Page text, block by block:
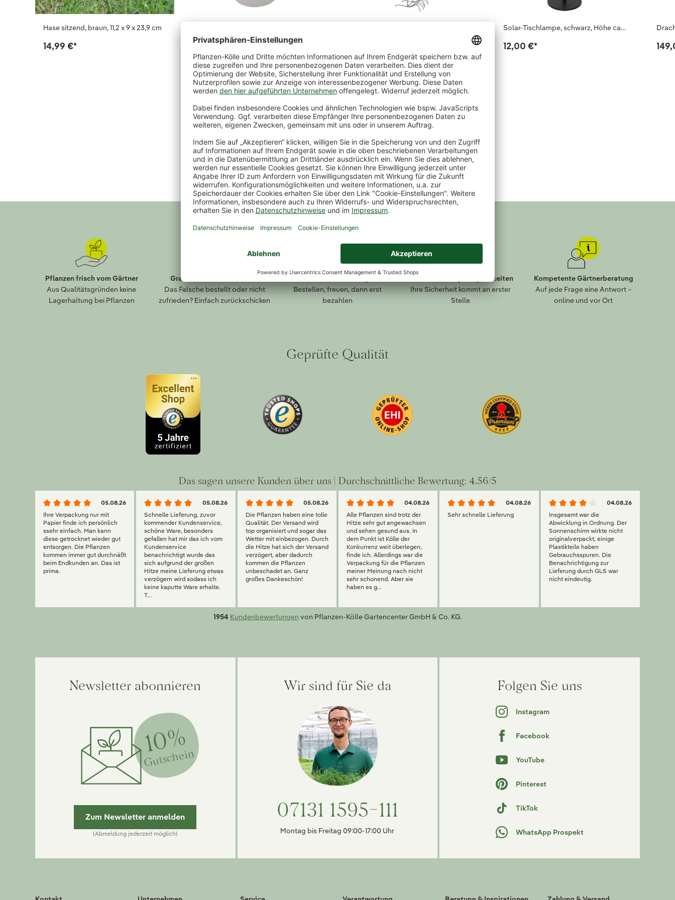
Hase sitzend, braun, 11,2 x 9 x 23,9 cm
14,99 €* 14,99 €*
Solar-Tischlampe, schwarz, Höhe ca…
12,00 €*
Pflanzen frisch vom Gärtner
Aus Qualitätsgründen keine
Lagerhaltung bei Pflanzen
Gratis Paket-Rückversand
Das Falsche bestellt oder nicht
zufrieden? Einfach zurückschicken
Kauf auf Rechnung
Bestellen, freuen, dann erst
bezahlen
Sichere Zahlungsmöglichkeiten
Ihre Sicherheit kommt an erster
Stelle
Kompetente Gärtnerberatung
Auf jede Frage eine Antwort –
online und vor Ort
Geprüfte Qualität
Das sagen unsere Kunden über uns | Durchschnittliche Bewertung: 4.56/5
05.08.26
Ihre Verpackung nur mit
Papier finde ich persönlich
ssehr einfach. Man kann
diese getrocknet wieder gut
entsorgen. Die Pflanzen
kommen immer gut durchnäßt
beim Endkunden an. Das ist
prima.
05.08.26
Schnelle Lieferung, zuvor
kommender Kundenservice,
schöne Ware, besonders
gefallen hat mir das ich vom
Kundenservice
benachrichtigt wurde das
sich aufgrund der großen
Hitze meine Lieferung etwas
verzögern wird sodass ich
keine kaputte Ware erhalte.
T...
05.08.26
Die Pflanzen haben eine tolle
Qualität. Der Versand wird
top organisiert und sogar das
Wetter mit einbezogen. Durch
die Hitze hat sich der Versand
verzögert, aber dadurch
kommen die Pflanzen
unbeschadet an. Ganz
großes Dankeschön!
04.08.26
Alle Pflanzen sind trotz der
Hitze sehr gut angewachsen
und sehen gesund aus. In
dem Punkt ist Kölle der
Konkurrenz weit überlegen,
finde ich. Allerdings war die
Verpackung für die Pflanzen
meiner Meinung nach nicht
sehr schonend. Aber sie
haben es g...
04.08.26
Sehr schnelle Lieferung
04.08.26
Insgesamt war die
Abwicklung in Ordnung. Der
Sonnenschirm wirkte nicht
originalverpackt, einige
Plastikteile haben
Gebrauchsspuren. Die
Benachrichtigung zur
Lieferung durch GLS war
nicht eindeutig.
1954 Kundenbewertungen von Pflanzen-Kölle Gartencenter GmbH & Co. KG.
Newsletter abonnieren
10%
Gutschein
Zum Newsletter anmelden
(Abmeldung jederzeit möglich)
Wir sind für Sie da
07131 1595-111
Montag bis Freitag 09:00-17:00 Uhr
Folgen Sie uns
Instagram
Facebook
YouTube
Pinterest
TikTok
WhatsApp Prospekt